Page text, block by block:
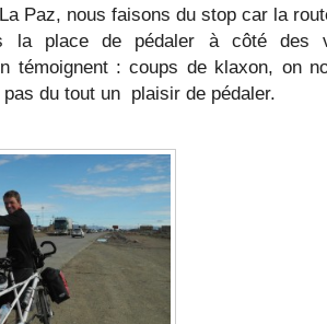
Paz, nous faisons du stop car la
la place de pédaler à côté des
témoignent : coups de klaxon, on
pas du tout un plaisir de pédaler.